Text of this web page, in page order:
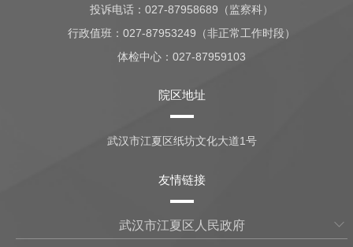
投诉电话：027-87958689（监察科）
行政值班：027-87953249（非正常工作时段）
体检中心：027-87959103
院区地址
武汉市江夏区纸坊文化大道1号
友情链接
武汉市江夏区人民政府